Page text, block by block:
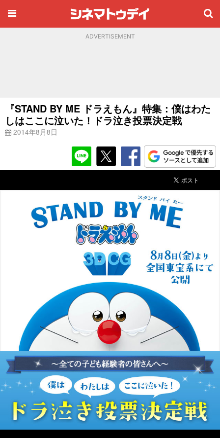
ADVERTISEMENT
『STAND BY ME ドラえもん』特集：僕はわた
しはここに泣いた！ドラ泣き投票決定戦
2014年8月8日